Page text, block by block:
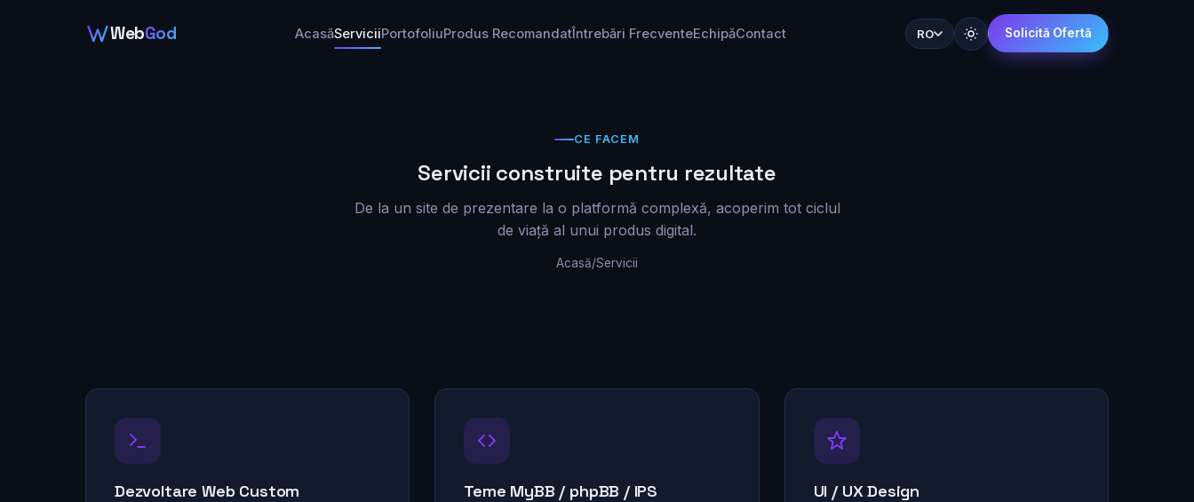
WebGod AcasăServiciiPortofoliuProdus RecomandatÎntrebări FrecventeEchipăContact RO Solicită Ofertă
CE FACEM
Servicii construite pentru rezultate
De la un site de prezentare la o platformă complexă, acoperim tot ciclul
de viață al unui produs digital.
Acasă/Servicii
Dezvoltare Web Custom Teme MyBB / phpBB / IPS UI / UX Design